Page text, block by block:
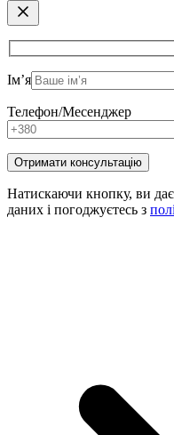
Ім’я
Телефон/Месенджер
Натискаючи кнопку, ви
даних і погоджуєтесь з